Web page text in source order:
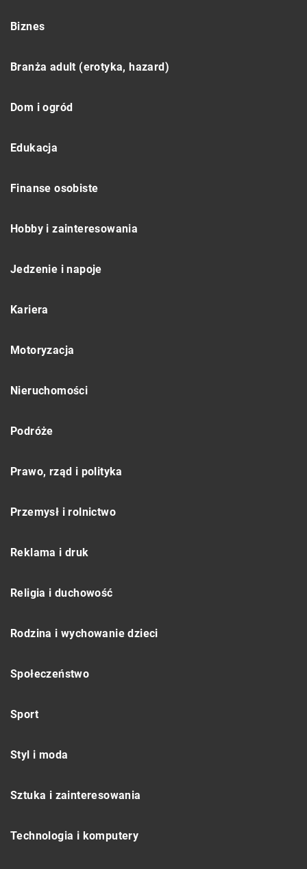
Biznes
Branża adult (erotyka, hazard)
Dom i ogród
Edukacja
Finanse osobiste
Hobby i zainteresowania
Jedzenie i napoje
Kariera
Motoryzacja
Nieruchomości
Podróże
Prawo, rząd i polityka
Przemysł i rolnictwo
Reklama i druk
Religia i duchowość
Rodzina i wychowanie dzieci
Społeczeństwo
Sport
Styl i moda
Sztuka i zainteresowania
Technologia i komputery